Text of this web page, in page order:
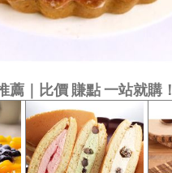
薦｜比價 賺點 一站就購！